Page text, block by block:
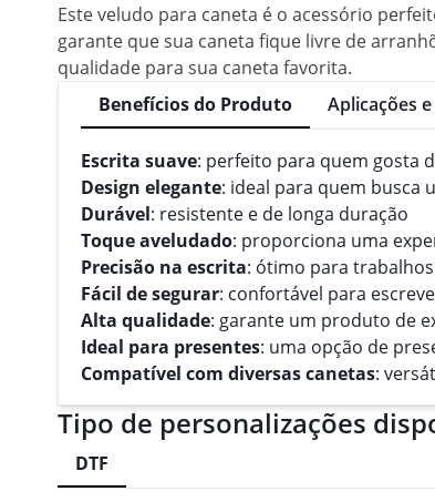
Este veludo para caneta é o acessório
garante que sua caneta fique livre de
qualidade para sua caneta favorita.
Benefícios do Produto
Aplicações
Escrita suave: perfeito para quem gosta
Design elegante: ideal para quem busca
Durável: resistente e de longa duração
Toque aveludado: proporciona uma
Precisão na escrita: ótimo para
Fácil de segurar: confortável para
Alta qualidade: garante um produto de
Ideal para presentes: uma opção de
Compatível com diversas canetas:
Tipo de personalizações
DTF